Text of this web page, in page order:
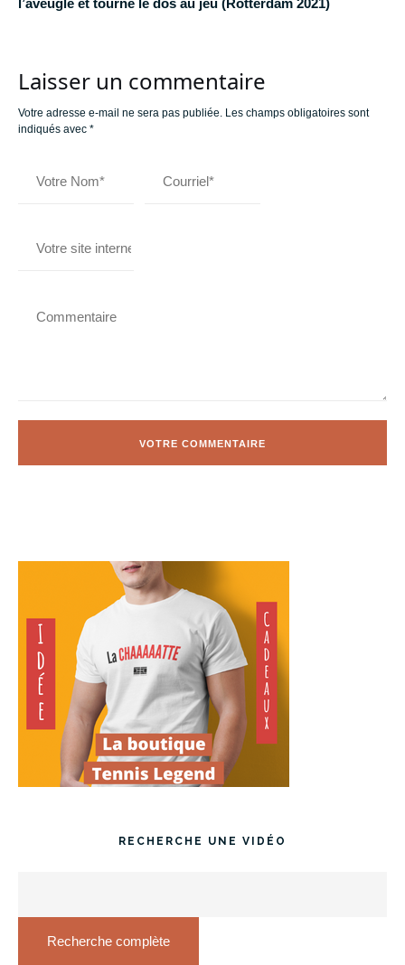
l’aveugle et tourne le dos au jeu (Rotterdam 2021)
Laisser un commentaire
Votre adresse e-mail ne sera pas publiée. Les champs obligatoires sont
indiqués avec *
RECHERCHE UNE VIDÉO
Recherche complète